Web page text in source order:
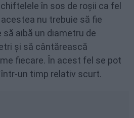
în sos de roșii ca fel
nu trebuie să fie
aibă un diametru de
și să cântărească
fiecare. În acest fel se pot
un timp relativ scurt.